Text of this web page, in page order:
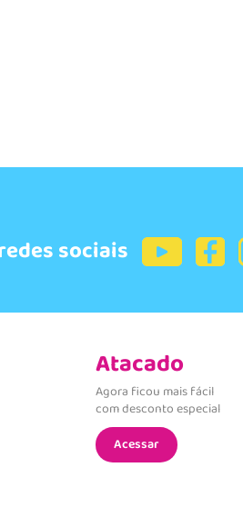
sociais
Atacado
Agora ficou mais fácil
com desconto especial
Acessar